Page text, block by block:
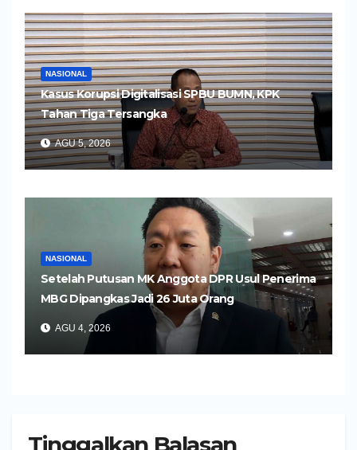
NASIONAL
Kasus Korupsi Digitalisasi SPBU BUMN, KPK
Tahan Tiga Tersangka
AGU 5, 2026
NASIONAL
Setelah Putusan MK Anggota DPR Usul Penerima
MBG Dipangkas Jadi 26 Juta Orang
AGU 4, 2026
Tinggalkan Balasan